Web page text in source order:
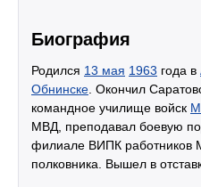
Биография
Родился 13 мая 1963 года в
Обнинске . Окончил
командное училище войск
МВД, преподавал боевую
филиале ВИПК работников
полковника. Вышел в